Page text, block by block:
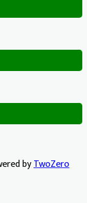
byTwoZero